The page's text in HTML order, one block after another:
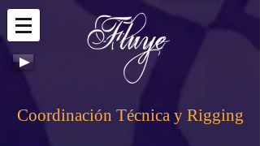
Coordinación Técnica y Rigging